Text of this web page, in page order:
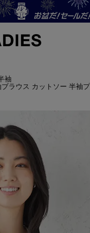
袖
ラウス カットソー 半袖